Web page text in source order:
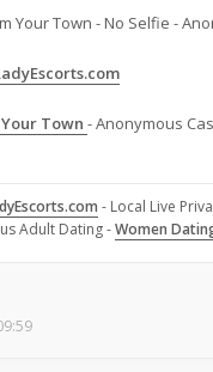
Your Town - No Selfie -
Town - Anonymous
- Local Live
Adult Dating -Women